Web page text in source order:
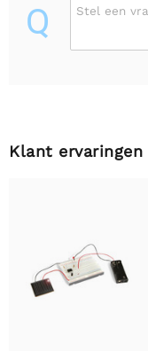
Q Stel een
Klant ervaringen